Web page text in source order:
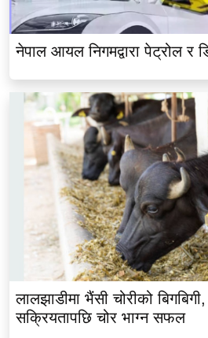
नेपाल आयल निगमद्वारा पेट्रोल र
लालझाडीमा भैंसी चोरीको
सक्रियतापछि चोर भाग्न सफल